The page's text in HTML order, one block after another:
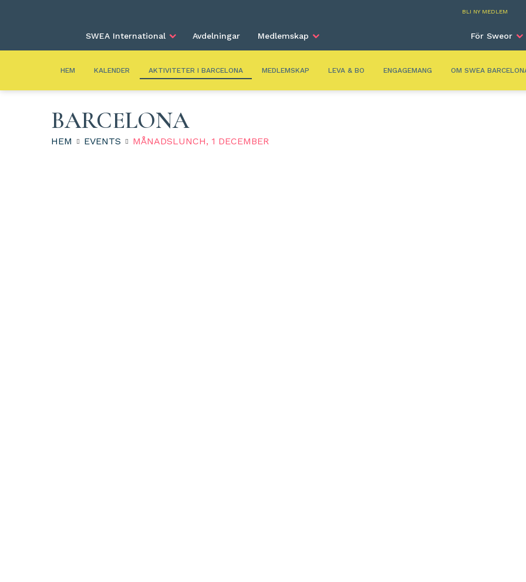
BLI NY MEDLEM
SWEA International Avdelningar Medlemskap För Sweor
HEM KALENDER AKTIVITETER I BARCELONA MEDLEMSKAP LEVA & BO ENGAGEMANG OM SWEA
BARCELONA
HEM EVENTS MÅNADSLUNCH, 1 DECEMBER